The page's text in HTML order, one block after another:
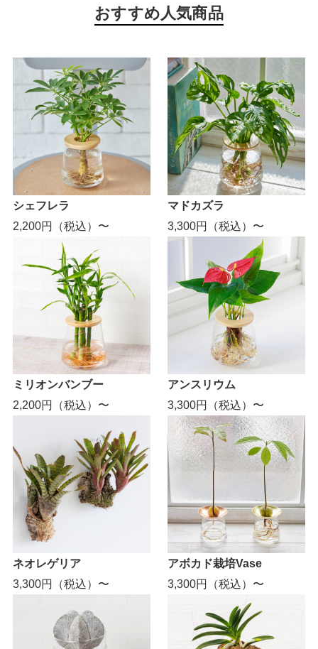
おすすめ人気商品
シェフレラ
2,200円（税込）〜
マドカズラ
3,300円（税込）〜
ミリオンバンブー
2,200円（税込）〜
アンスリウム
3,300円（税込）〜
ネオレゲリア
3,300円（税込）〜
アボカド栽培Vase
3,300円（税込）〜